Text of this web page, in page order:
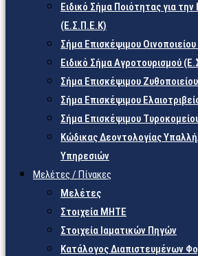
Ειδικό Σήμα Ποιότητας για την
(Ε.Σ.Π.Ε.Κ)
Σήμα Επισκέψιμου
Ειδικό Σήμα Αγροτουρισμού
Σήμα Επισκέψιμου
Σήμα Επισκέψιμου
Σήμα Επισκέψιμου
Κώδικας Δεοντολογίας
Υπηρεσιών
Μελέτες / Πίνακες
Μελέτες
Στοιχεία ΜΗΤΕ
Στοιχεία Ιαματικών Πηγών
Κατάλογος Διαπιστευμένων